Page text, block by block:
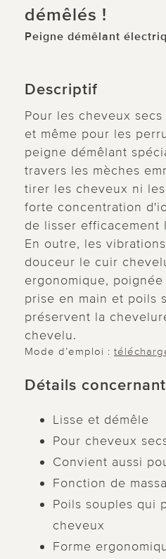
démêlés !
Peigne démêlant
Descriptif
Pour les cheveux
et même pour les
peigne démêlant
travers les mèches
tirer les cheveux ni
forte concentration
de lisser efficacement
En outre, les
douceur le cuir
ergonomique,
prise en main et poils
préservent la
chevelu.
Mode d’emploi :
Détails
Lisse et démêle
Pour cheveux
Convient aussi
Fonction de
Poils souples qui
cheveux
Forme